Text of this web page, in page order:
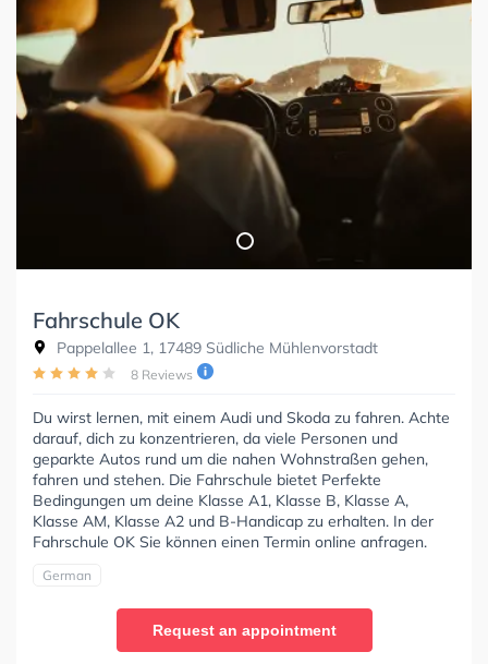
Fahrschule OK
Pappelallee 1, 17489 Südliche Mühlenvorstadt
8 Reviews
Du wirst lernen, mit einem Audi und Skoda zu fahren. Achte
darauf, dich zu konzentrieren, da viele Personen und
geparkte Autos rund um die nahen Wohnstraßen gehen,
fahren und stehen. Die Fahrschule bietet Perfekte
Bedingungen um deine Klasse A1, Klasse B, Klasse A,
Klasse AM, Klasse A2 und B-Handicap zu erhalten. In der
Fahrschule OK Sie können einen Termin online anfragen.
German
Request an appointment